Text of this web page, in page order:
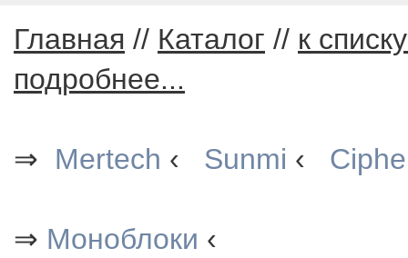
Главная // Каталог // к
подробнее...
⇒ Mertech ‹ Sunmi ‹
⇒ Моноблоки ‹